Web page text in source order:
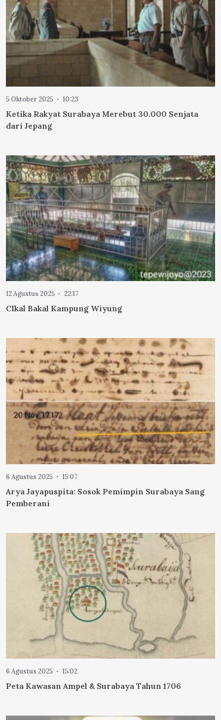
5 Oktober 2025 10:23
Ketika Rakyat Surabaya Merebut 30.000 Senjata
dari Jepang
12 Agustus 2025 22:17
CIkal Bakal Kampung Wiyung
6 Agustus 2025 15:07
Arya Jayapuspita: Sosok Pemimpin Surabaya Sang
Pemberani
6 Agustus 2025 15:02
Peta Kawasan Ampel & Surabaya Tahun 1706